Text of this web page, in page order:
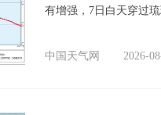
有增强，7日白天穿过
中国天气网 2026-